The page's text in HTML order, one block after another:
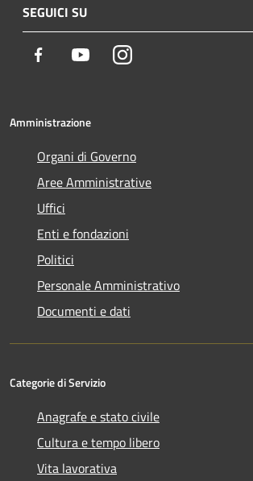
SEGUICI SU
Facebook YoutubeInstagram
Amministrazione
Organi di Governo
Aree Amministrative
Uffici
Enti e fondazioni
Politici
Personale Amministrativo
Documenti e dati
Categorie di Servizio
Anagrafe e stato civile
Cultura e tempo libero
Vita lavorativa